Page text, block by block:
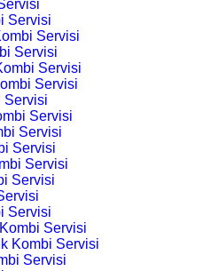
Servisi
Servisi
Servisi
Servisi
Servisi
Servisi
Servisi
Servisi
Servisi
Servisi
Servisi
Servisi
Servisi
Kombi Servisi
Servisi